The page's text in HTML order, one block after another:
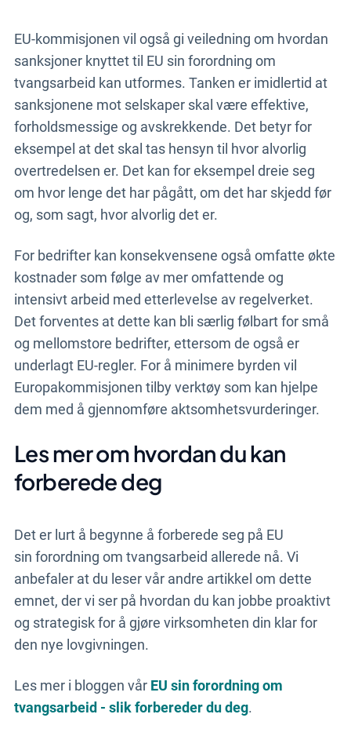
EU-kommisjonen vil også gi veiledning om hvordan
sanksjoner knyttet til EU sin forordning om
tvangsarbeid kan utformes. Tanken er imidlertid at
sanksjonene mot selskaper skal være effektive,
forholdsmessige og avskrekkende. Det betyr for
eksempel at det skal tas hensyn til hvor alvorlig
overtredelsen er. Det kan for eksempel dreie seg
om hvor lenge det har pågått, om det har skjedd før
og, som sagt, hvor alvorlig det er.
For bedrifter kan konsekvensene også omfatte økte
kostnader som følge av mer omfattende og
intensivt arbeid med etterlevelse av regelverket.
Det forventes at dette kan bli særlig følbart for små
og mellomstore bedrifter, ettersom de også er
underlagt EU-regler. For å minimere byrden vil
Europakommisjonen tilby verktøy som kan hjelpe
dem med å gjennomføre aktsomhetsvurderinger.
Les mer om hvordan du kan
forberede deg
Det er lurt å begynne å forberede seg på EU
sin forordning om tvangsarbeid allerede nå. Vi
anbefaler at du leser vår andre artikkel om dette
emnet, der vi ser på hvordan du kan jobbe proaktivt
og strategisk for å gjøre virksomheten din klar for
den nye lovgivningen.
Les mer i bloggen vår EU sin forordning om
tvangsarbeid - slik forbereder du deg.